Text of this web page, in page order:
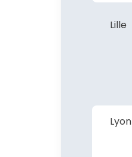
Lille
Lyon